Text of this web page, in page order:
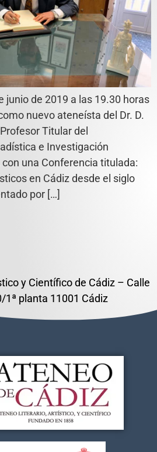
junio de 2019 a las 19.30 horas
nuevo ateneísta del Dr. D.
Titular del
e Investigación
con una Conferencia titulada:
en Cádiz desde el siglo
por […]
y Científico de Cádiz – Calle
1ª planta 11001 Cádiz